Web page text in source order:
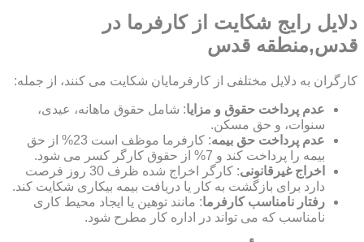
دلایل رایج شکایت از کارفرما در
قدس,منطقه قدس
کارگران به دلایل مختلفی از کارفرمایان شکایت می کنند، از جمله:
عدم پرداخت حقوق و مزایا: شامل حقوق ماهانه، عیدی،
سنوات، و حق مسکن.
عدم پرداخت حق بیمه
: کارفرما موظف است 23% از حق
بیمه را پرداخت کند و 7% از حقوق کارگر کسر می شود.
اخراج غیرقانونی
: کارگر اخراج شده ظرف 30 روز فرصت
دارد برای بازگشت به کار یا دریافت بیمه بیکاری شکایت کند.
رفتار نامناسب کارفرما: مانند توهین یا ایجاد محیط کاری
نامناسب که می تواند در اداره کار مطرح شود.